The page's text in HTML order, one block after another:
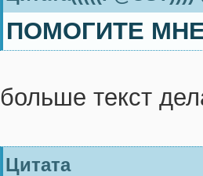
ПОМОГИТЕ
больше текст
Цитата